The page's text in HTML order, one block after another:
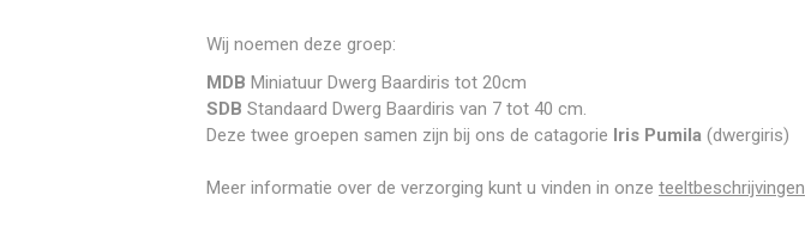
Wij noemen deze groep:
MDB Miniatuur Dwerg Baardiris tot 20cm
SDB Standaard Dwerg Baardiris van 7 tot 40 cm.
Deze twee groepen samen zijn bij ons de catagorie Iris Pumila (dwergiris)
Meer informatie over de verzorging kunt u vinden in onze teeltbeschrijvingen